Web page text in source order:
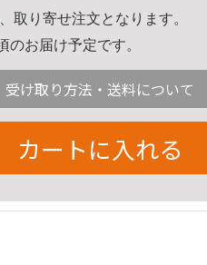
取り寄せ注文となります。
のお届け予定です。
受け取り方法・送料について
カートに入れる